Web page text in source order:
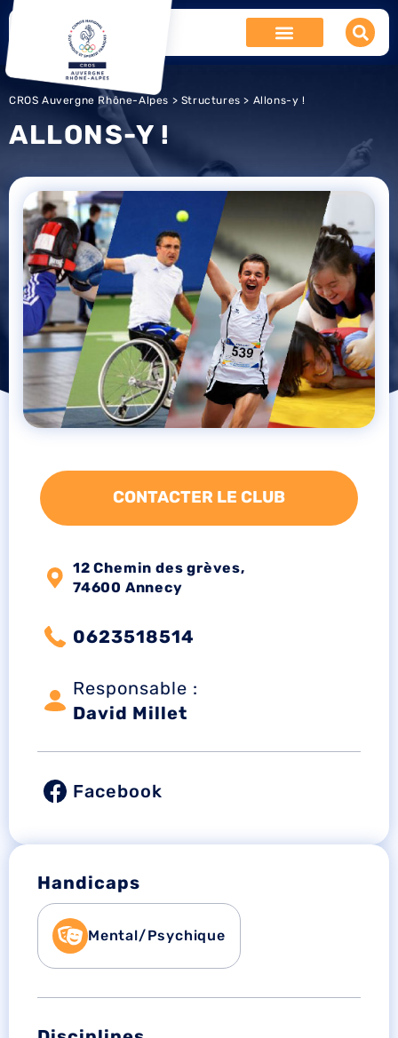
CROS Auvergne Rhône-Alpes > Structures > Allons-y !
ALLONS-Y !
CONTACTER LE CLUB
12 Chemin des grèves,
74600 Annecy
0623518514
Responsable :
David Millet
Facebook
Handicaps
Mental/Psychique